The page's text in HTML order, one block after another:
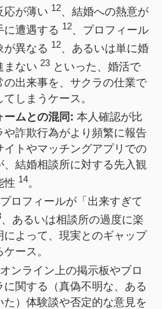
応が薄い 12、結婚への熱意が
に遭遇する 12、プロフィール
が異なる 12、あるいは単に婚
まない 23といった、婚活で
の出来事を、サクラの仕業で
しまうケース。
ームとの混同: 本人確認が比
や詐欺行為がより頻繁に報告
イトやマッチングアプリでの
、結婚相談所に対する先入観
性 14。
プロフィールが「出来すぎて
、あるいは相談所の過度に楽
によって、現実とのギャップ
ース。
オンライン上の掲示板やブロ
に関する（真偽不明な、ある
た）体験談や否定的な意見を